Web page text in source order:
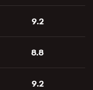
9.2
8.8
9.2